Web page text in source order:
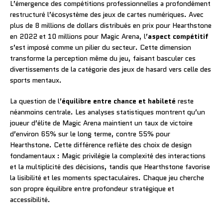
L’émergence des compétitions professionnelles a profondément
restructuré l’écosystème des jeux de cartes numériques. Avec
plus de 8 millions de dollars distribués en prix pour Hearthstone
en 2022 et 10 millions pour Magic Arena, l’aspect compétitif
s’est imposé comme un pilier du secteur. Cette dimension
transforme la perception même du jeu, faisant basculer ces
divertissements de la catégorie des jeux de hasard vers celle des
sports mentaux.
La question de l’équilibre entre chance et habileté reste
néanmoins centrale. Les analyses statistiques montrent qu’un
joueur d’élite de Magic Arena maintient un taux de victoire
d’environ 65% sur le long terme, contre 55% pour
Hearthstone. Cette différence reflète des choix de design
fondamentaux : Magic privilégie la complexité des interactions
et la multiplicité des décisions, tandis que Hearthstone favorise
la lisibilité et les moments spectaculaires. Chaque jeu cherche
son propre équilibre entre profondeur stratégique et
accessibilité.